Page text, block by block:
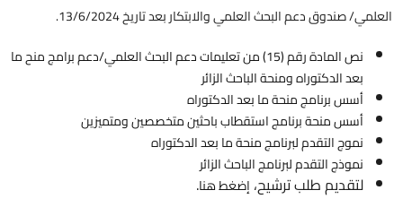
العلمي/ صندوق دعم البحث العلمي والابتكار بعد تاريخ 13/6/2024.
نص المادة رقم (15) من تعليمات دعم البحث العلمي/دعم برامج منح ما
بعد الدكتوراه ومنحة الباحث الزائر
أسس برنامج منحة ما بعد الدكتوراه
أسس منحة برنامج استقطاب باحثين متخصصين ومتميزين
نموج التقدم لبرنامج منحة ما بعد الدكتوراه
نموذج التقدم لبرنامج الباحث الزائر
لتقديم طلب ترشيح، إضغط هنا.